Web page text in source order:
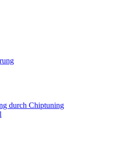
durch Chiptuning